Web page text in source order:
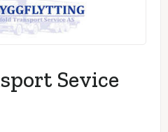
Sevice